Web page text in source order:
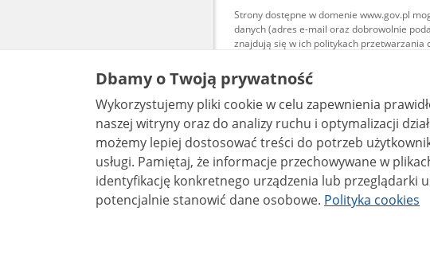
Strony dostępne w domenie www.gov.pl
danych (adres e-mail oraz dobrowolnie
znajdują się w ich politykach przetwarzania
Treści tekstowe publikowane
udostępniane na licencji typu
warunkach 4.0 (CC BY-SA
są udostępniane na licencji
bez utworów zależnych 4.0
Dbamy o Twoją prywatność
Wykorzystujemy pliki cookie w celu zapewnienia
naszej witryny oraz do analizy ruchu i optymalizacji działania
możemy lepiej dostosować treści do potrzeb
usługi. Pamiętaj, że informacje przechowywane w plikach cookie mogą pozwalać na
identyfikację konkretnego urządzenia lub przeglądarki
potencjalnie stanowić dane osobowe. Polityka cookies